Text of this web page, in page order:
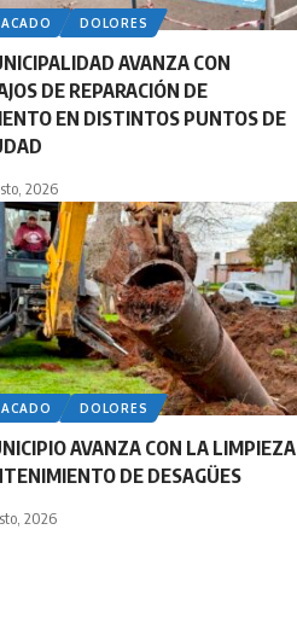
DOLORES
AVANZA CON
DE REPARACIÓN DE
EN DISTINTOS PUNTOS DE
2026
DOLORES
AVANZA CON LA LIMPIEZA
DE DESAGÜES
2026